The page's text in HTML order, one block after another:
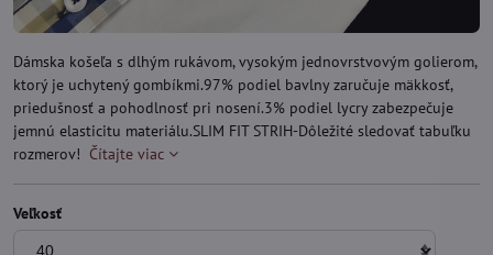
Dámska košeľa s dlhým rukávom, vysokým jednovrstvovým golierom,
ktorý je uchytený gombíkmi.97% podiel bavlny zaručuje mäkkosť,
priedušnosť a pohodlnosť pri nosení.3% podiel lycry zabezpečuje
jemnú elasticitu materiálu.SLIM FIT STRIH-Dôležité sledovať tabuľku
rozmerov! Čítajte viac
Veľkosť